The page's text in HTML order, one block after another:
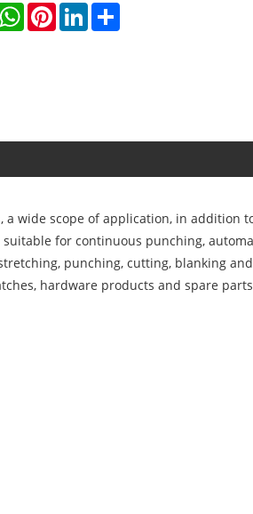
WhatsApp
PinterestLinkedIn
wide scope of application, in addition
for continuous punching,
punching, cutting, blanking
hardware products and spare